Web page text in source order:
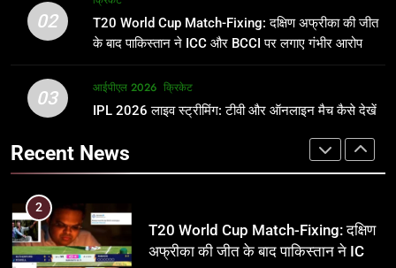
उम्र, परिवार, करियर और शादी से जुड़ी हर
जानकारी
क्रिकेट
2
T20 World Cup Match-Fixing: दक्षिण
3
IPL 2026 लाइव स्ट्रीमिंग: टीवी और
ऑनलाइन मैच कैसे देखें
02
T20 World Cup Match-Fixing: दक्षिण अफ्रीका की जीत
के बाद पाकिस्तान ने ICC और BCCI पर लगाए गंभीर आरोप
03 आईपीएल 2026 क्रिकेट
IPL 2026 लाइव स्ट्रीमिंग: टीवी और ऑनलाइन मैच कैसे देखें
Recent News
फाइनल में हो सकती है महा-भिड़ंत, जानें पूरा
समीकरण
T20 वर्ल्ड कप 2026
1
अर्जुन तेंदुलकर की पत्नी सानिया चंडोक:
उम्र, परिवार, करियर और शादी से जुड़ी हर
2
T20 World Cup Match-Fixing: दक्षिण
अफ्रीका की जीत के बाद पाकिस्तान ने ICC